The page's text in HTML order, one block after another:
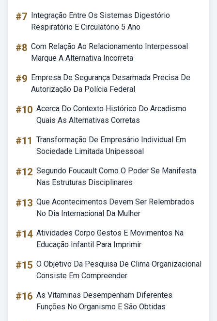
#7 Integração Entre Os Sistemas Digestório
Respiratório E Circulatório 5 Ano
#8 Com Relação Ao Relacionamento Interpessoal
Marque A Alternativa Incorreta
#9 Empresa De Segurança Desarmada Precisa De
Autorização Da Polícia Federal
#10 Acerca Do Contexto Histórico Do Arcadismo
Quais As Alternativas Corretas
#11 Transformação De Empresário Individual Em
Sociedade Limitada Unipessoal
#12 Segundo Foucault Como O Poder Se Manifesta
Nas Estruturas Disciplinares
#13 Que Acontecimentos Devem Ser Relembrados
No Dia Internacional Da Mulher
#14 Atividades Corpo Gestos E Movimentos Na
Educação Infantil Para Imprimir
#15 O Objetivo Da Pesquisa De Clima Organizacional
Consiste Em Compreender
#16 As Vitaminas Desempenham Diferentes
Funções No Organismo E São Obtidas